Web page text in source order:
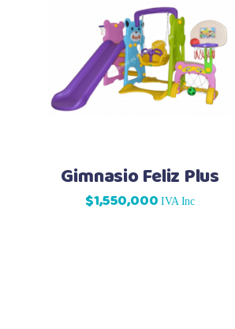
Gimnasio Feliz Plus
$1,550,000 IVA Inc